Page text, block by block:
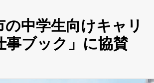
中学生向けキャリ
事ブック」に協賛